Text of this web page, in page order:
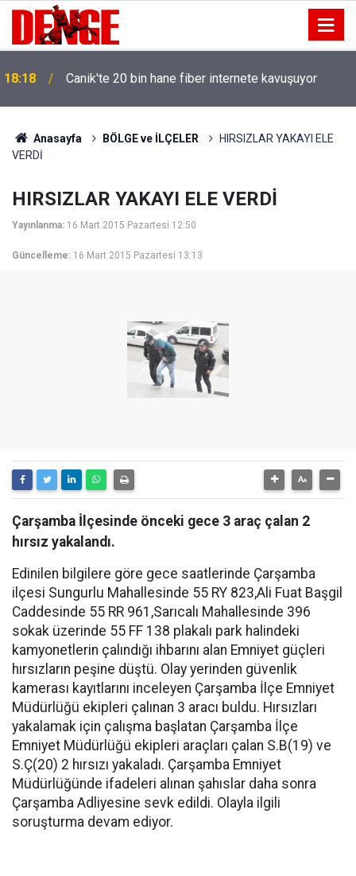
18:18 Canik'te 20 bin hane fiber internete kavuşuyor
Anasayfa BÖLGE ve İLÇELER
HIRSIZLAR YAKAYI ELE
VERDİ
HIRSIZLAR YAKAYI ELE VERDİ
Yayınlanma: 16 Mart 2015 Pazartesi 12:50
Güncelleme: 16 Mart 2015 Pazartesi 13:13
Çarşamba İlçesinde önceki gece 3 araç çalan 2
hırsız yakalandı.
Edinilen bilgilere göre gece saatlerinde Çarşamba
ilçesi Sungurlu Mahallesinde 55 RY 823,Ali Fuat Başgil
Caddesinde 55 RR 961,Sarıcalı Mahallesinde 396
sokak üzerinde 55 FF 138 plakalı park halindeki
kamyonetlerin çalındığı ihbarını alan Emniyet güçleri
hırsızların peşine düştü. Olay yerinden güvenlik
kamerası kayıtlarını inceleyen Çarşamba İlçe Emniyet
Müdürlüğü ekipleri çalınan 3 aracı buldu. Hırsızları
yakalamak için çalışma başlatan Çarşamba İlçe
Emniyet Müdürlüğü ekipleri araçları çalan S.B(19) ve
S.Ç(20) 2 hırsızı yakaladı. Çarşamba Emniyet
Müdürlüğünde ifadeleri alınan şahıslar daha sonra
Çarşamba Adliyesine sevk edildi. Olayla ilgili
soruşturma devam ediyor.